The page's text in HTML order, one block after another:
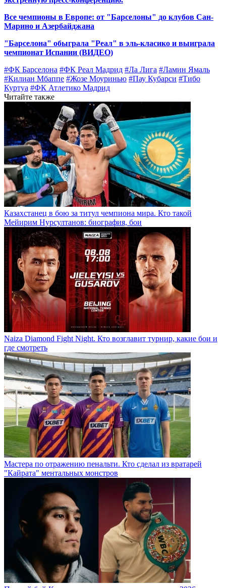
Все чемпионы в Европе: от "Барселоны" до клубов Сан-
Марино и Азербайджана
"Барселона" обыграла "Реал" в эль-класико и выиграла
чемпионат Испании (ВИДЕО)
#ФК Барселона #ФК Реал Мадрид #Ла Лига #Ламин Ямаль
#Килиан Мбаппе #Жозе Моуринью #Пау Кубарси #Тибо
Куртуа #ФК Атлетико Мадрид
Читайте также
Казахстанец в бою за титул чемпиона мира. Кто такой
Мейирим Нурсултанов: биография, бои
Naiza Diamond Fight Night. Кто возглавит турнир, какие бои и
где смотреть
Мастера по отражению пенальти. Кто сделал из вратарей
"Кайрата" ментальных монстров